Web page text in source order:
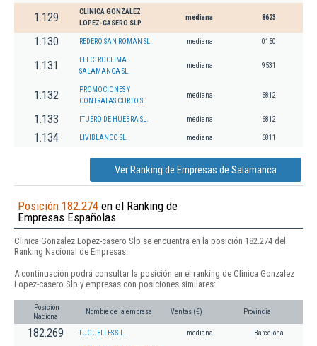
1.129
CLINICA GONZALEZ
LOPEZ-CASERO SLP
mediana 8623
1.130 REDERO SAN ROMAN SL mediana 0150
1.131
ELECTROCLIMA
SALAMANCA SL.
mediana 9531
1.132
PROMOCIONES Y
CONTRATAS CURTO SL
mediana 6812
1.133 ITUERO DE HUEBRA SL. mediana 6812
1.134 LIVIBLANCO SL. mediana 6811
Ver Ranking de Empresas de Salamanca
Posición 182.274 en el Ranking de
Empresas Españolas
Clinica Gonzalez Lopez-casero Slp se encuentra en la posición 182.274 del
Ranking Nacional de Empresas.
A continuación podrá consultar la posición en el ranking de Clinica Gonzalez
Lopez-casero Slp y empresas con posiciones similares:
Posición
Nacional
Nombre de la empresa Ventas (€) Provincia
182.269 TUGUELLES S.L. mediana Barcelona